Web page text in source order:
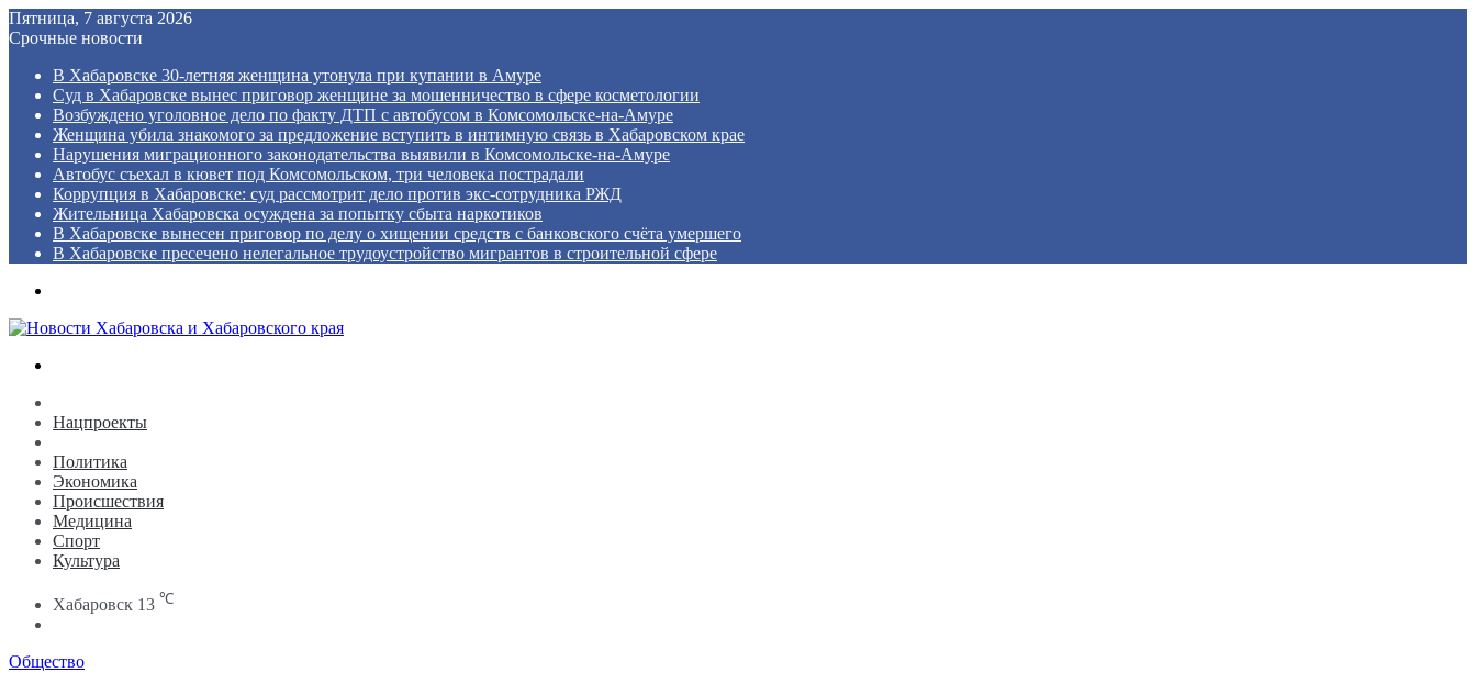
Пятница, 7 августа 2026
Срочные новости
В Хабаровске 30-летняя женщина утонула при купании в Амуре
Суд в Хабаровске вынес приговор женщине за мошенничество в сфере косметологии
Возбуждено уголовное дело по факту ДТП с автобусом в Комсомольске‑на‑Амуре
Женщина убила знакомого за предложение вступить в интимную связь в Хабаровском крае
Нарушения миграционного законодательства выявили в Комсомольске‑на‑Амуре
Автобус съехал в кювет под Комсомольском, три человека пострадали
Коррупция в Хабаровске: суд рассмотрит дело против экс‑сотрудника РЖД
Жительница Хабаровска осуждена за попытку сбыта наркотиков
В Хабаровске вынесен приговор по делу о хищении средств с банковского счёта умершего
В Хабаровске пресечено нелегальное трудоустройство мигрантов в строительной сфере
Нацпроекты
Политика
Экономика
Происшествия
Медицина
Спорт
Культура
Хабаровск 13 ℃
Общество